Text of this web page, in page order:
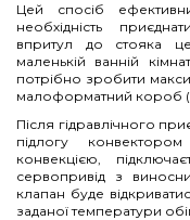
Цей спосіб
необхідність
впритул до стояка
маленькій ванній
потрібно зробити
малоформатний короб
Після гідравлічного
підлогу
конвекцією,
сервопривід з
клапан буде
заданої температури